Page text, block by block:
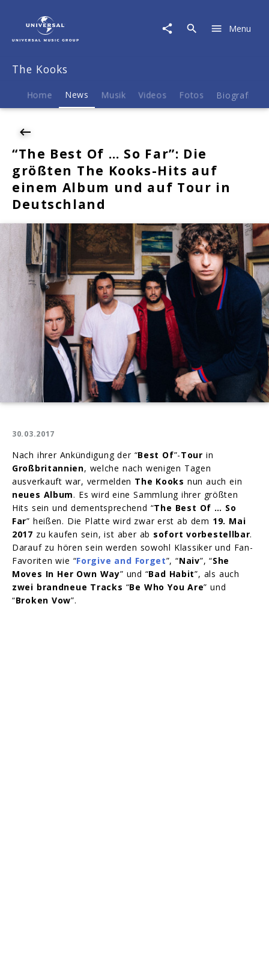
News
"The
…
Far":
größten
The
Kooks-
Hits
auf
einem
Album
und
auf
Tour
Deutschland
Menu
The Kooks
Home News Musik Videos Fotos Biografie
“The Best Of … So Far”: Die
größten The Kooks-Hits auf
einem Album und auf Tour in
Deutschland
30.03.2017
Nach ihrer Ankündigung der “Best Of”-Tour in
Großbritannien, welche nach wenigen Tagen
ausverkauft war, vermelden The Kooks nun auch ein
neues Album. Es wird eine Sammlung ihrer größten
Hits sein und dementsprechend “The Best Of … So
Far” heißen. Die Platte wird zwar erst ab dem 19. Mai
2017 zu kaufen sein, ist aber ab sofort vorbestellbar.
Darauf zu hören sein werden sowohl Klassiker und Fan-
Favoriten wie “Forgive and Forget”, “Naiv”, “She
Moves In Her Own Way” und “Bad Habit”, als auch
zwei brandneue Tracks “Be Who You Are” und
“Broken Vow”.